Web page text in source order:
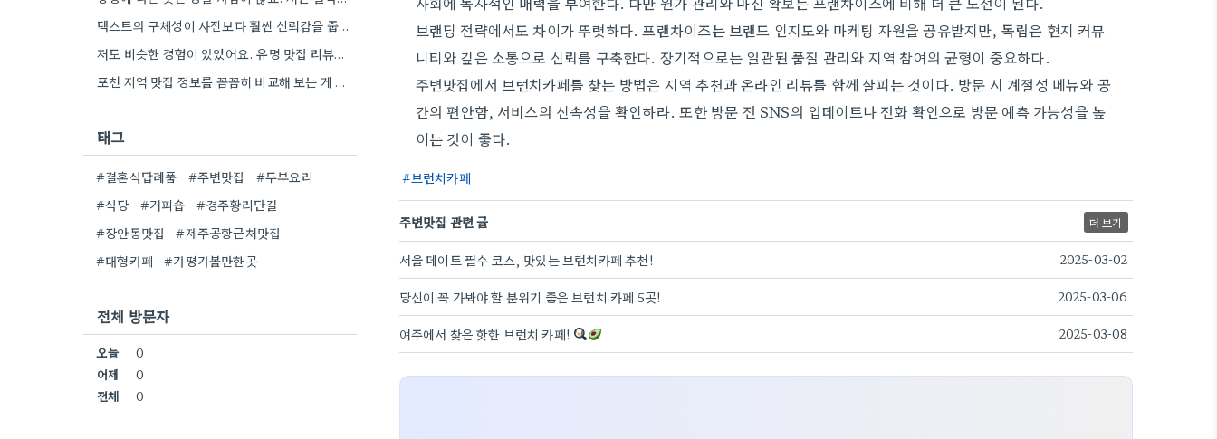
브랜딩 전략에서도 차이가 뚜렷하다. 프랜차이즈는 브랜드 인지도와 마케팅 자원을 공유받지만, 독립은 현지 커뮤
니티와 깊은 소통으로 신뢰를 구축한다. 장기적으로는 일관된 품질 관리와 지역 참여의 균형이 중요하다.
주변맛집에서 브런치카페를 찾는 방법은 지역 추천과 온라인 리뷰를 함께 살피는 것이다. 방문 시 계절성 메뉴와 공
간의 편안함, 서비스의 신속성을 확인하라. 또한 방문 전 SNS의 업데이트나 전화 확인으로 방문 예측 가능성을 높
이는 것이 좋다.
브런치카페
주변맛집 관련 글 더 보기
서울 데이트 필수 코스, 맛있는 브런치카페 추천! 2025-03-02
당신이 꼭 가봐야 할 분위기 좋은 브런치 카페 5곳! 2025-03-06
여주에서 찾은 핫한 브런치 카페! 2025-03-08
텍스트의 구체성이 사진보다 훨씬 신뢰감을 줍니다. 특히 사장님이 직접 요리하는 곳을 찾는 게 좋은 전략인…
저도 비슷한 경험이 있었어요. 유명 맛집 리뷰만 보다가, 동네 맛집에서 훨씬 더 맛있는 음식을 먹고…
포천 지역 맛집 정보를 꼼꼼히 비교해 보는 게 정말 좋은 팁 같아요. 특히 커뮤니티 언급…
태그
#결혼식답례품 #주변맛집
#두부요리
#식당
#커피숍
#경주황리단길
#장안동맛집
#제주공항근처맛집
#대형카페
#가평가볼만한곳
전체 방문자
오늘
0
어제
0
전체
0